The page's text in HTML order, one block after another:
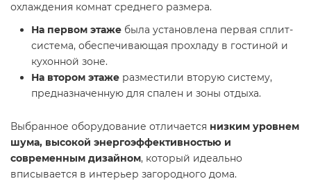
охлаждения комнат среднего размера.
На первом этаже была установлена первая сплит-
система, обеспечивающая прохладу в гостиной и
кухонной зоне.
На втором этаже разместили вторую систему,
предназначенную для спален и зоны отдыха.
Выбранное оборудование отличается низким уровнем
шума, высокой энергоэффективностью и
современным дизайном, который идеально
вписывается в интерьер загородного дома.